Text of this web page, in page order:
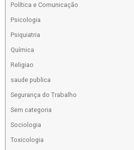
Política e Comunicação
Psicologia
Psiquiatria
Química
Religiao
saude publica
Segurança do Trabalho
Sem categoria
Sociologia
Toxicologia